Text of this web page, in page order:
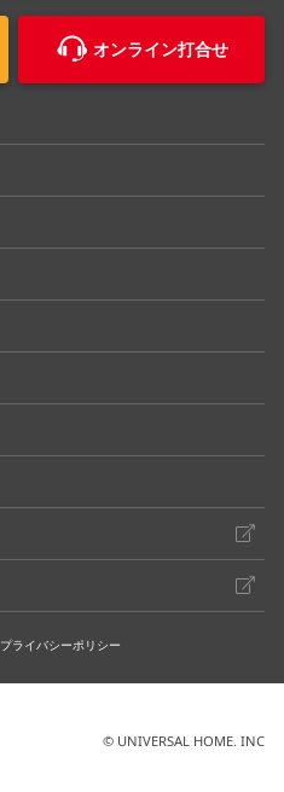
オンライン打合せ
プライバシーポリシー
© UNIVERSAL HOME. INC